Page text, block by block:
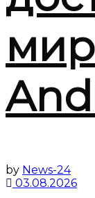
by News-24
03.08.2026